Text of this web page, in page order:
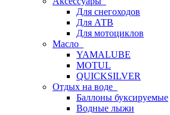
Для снегоходов
Для АТВ
Для мотоциклов
Масло
YAMALUBE
MOTUL
QUICKSILVER
Отдых на воде
Баллоны буксируемые
Водные лыжи